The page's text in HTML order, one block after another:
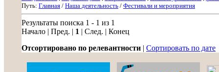
Путь: Главная / Наша деятельность / Фестивали и мероприятия
Результаты поиска 1 - 1 из 1
Начало | Пред. | 1 | След. | Конец
Отсортировано по релевантности | Сортировать по дате